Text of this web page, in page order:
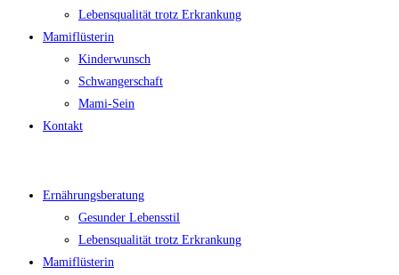
Lebensqualität trotz Erkrankung
Mamiflüsterin
Kinderwunsch
Schwangerschaft
Mami-Sein
Kontakt
Ernährungsberatung
Gesunder Lebensstil
Lebensqualität trotz Erkrankung
Mamiflüsterin